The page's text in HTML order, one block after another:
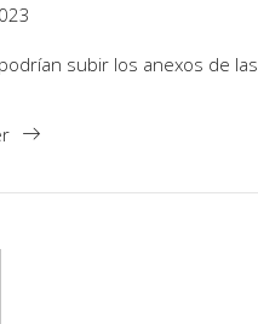
subir los anexos de las